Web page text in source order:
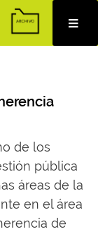
de los
pública
áreas de la
en el área
de